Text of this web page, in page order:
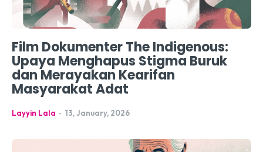
Film Dokumenter The Indigenous:
Upaya Menghapus Stigma Buruk
dan Merayakan Kearifan
Masyarakat Adat
Layyin Lala - 13, January, 2026